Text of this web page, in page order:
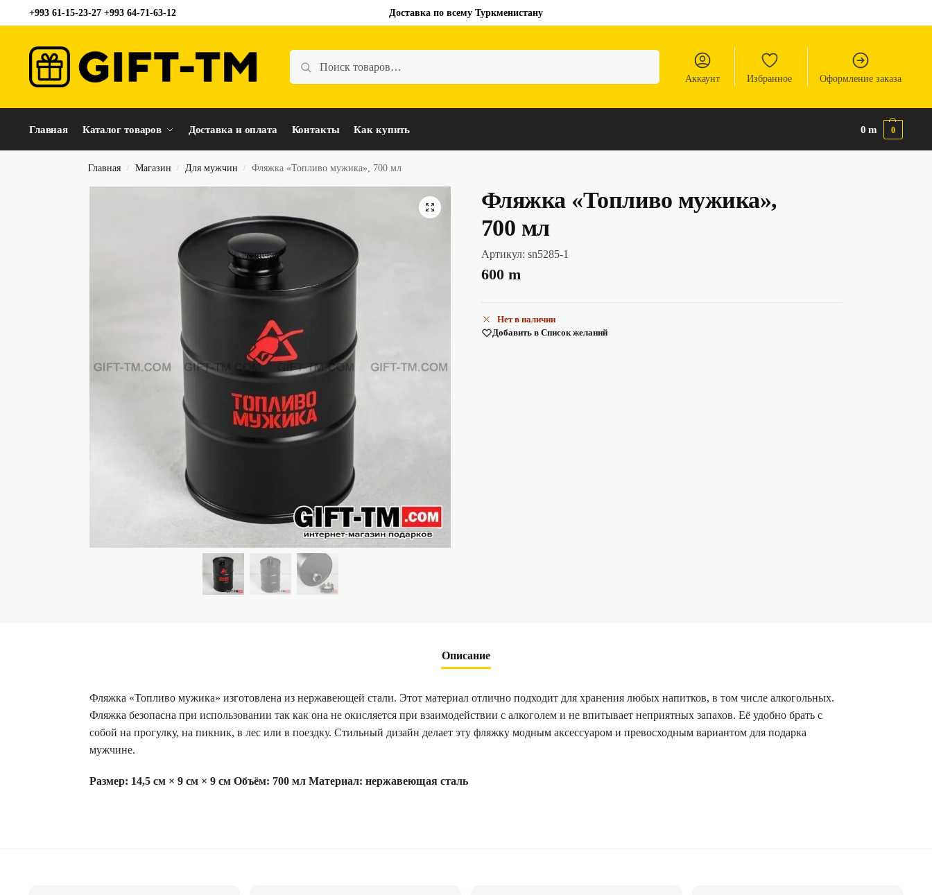
+993 61-15-23-27 +993 64-71-63-12 Доставка по всему Туркменистану
Аккаунт Избранное Оформление заказа
Главная Каталог товаров Доставка и оплата Контакты Как купить 0m 0
Главная / Магазин / Для мужчин / Фляжка «Топливо мужика», 700 мл
Фляжка «Топливо мужика»,
700 мл
Артикул: sn5285-1
600 m
Нет в наличии
Добавить в Список желаний
Описание
Фляжка «Топливо мужика» изготовлена из нержавеющей стали. Этот материал отлично подходит для хранения любых напитков, в том числе алкогольных.
Фляжка безопасна при использовании так как она не окисляется при взаимодействии с алкоголем и не впитывает неприятных запахов. Её удобно брать с
собой на прогулку, на пикник, в лес или в поездку. Стильный дизайн делает эту фляжку модным аксессуаром и превосходным вариантом для подарка
мужчине.
Размер: 14,5 см × 9 см × 9 см Объём: 700 мл Материал: нержавеющая сталь